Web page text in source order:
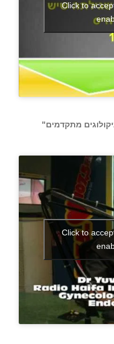
Click to
מתקדמים"
Click to